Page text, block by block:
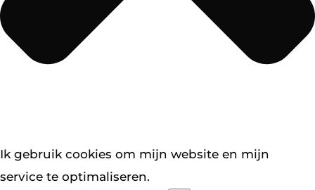
Ik gebruik cookies om mijn website en mijn
service te optimaliseren.